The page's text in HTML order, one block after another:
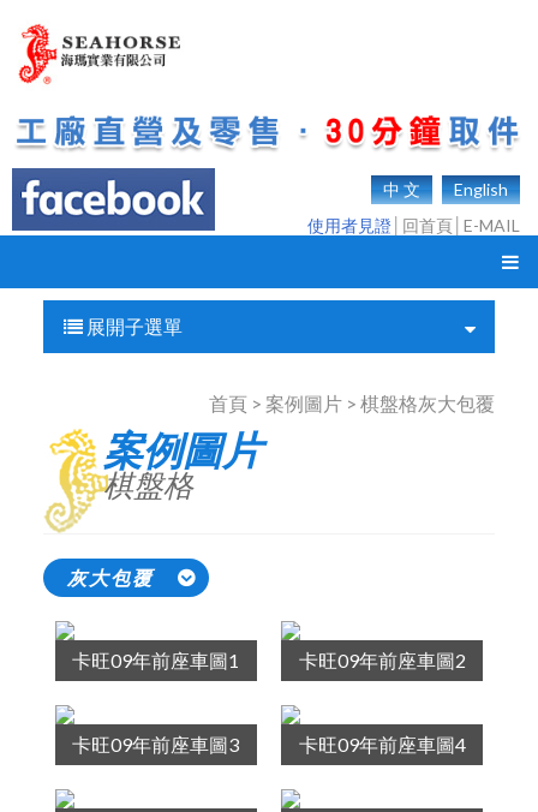
中 文
English
使用者見證 回首頁 E-MAIL
展開子選單
首頁 > 案例圖片 > 棋盤格灰大包覆
案例圖片
棋盤格
灰大包覆
卡旺09年前座車圖1 卡旺09年前座車圖2
卡旺09年前座車圖3 卡旺09年前座車圖4